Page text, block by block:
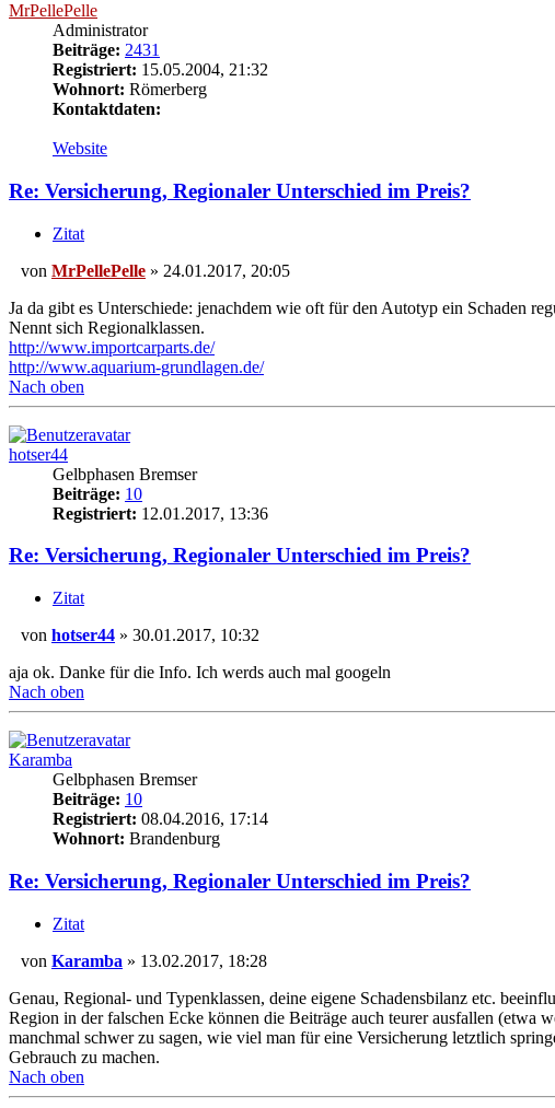
MrPellePelle
Administrator
Beiträge: 2431
Registriert: 15.05.2004, 21:32
Wohnort: Römerberg
Kontaktdaten:
Kontaktdaten
MrPellePelle
Website
Re: Versicherung, Regionaler Unterschied im Preis?
Zitat
von MrPellePelle » 24.01.2017, 20:05
Ja da gibt es Unterschiede: jenachdem wie oft für den Autotyp ein Schaden
Nennt sich Regionalklassen.
http://www.importcarparts.de/
http://www.aquarium-grundlagen.de/
Nach oben
hotser44
Gelbphasen Bremser
Beiträge: 10
Registriert: 12.01.2017, 13:36
Re: Versicherung, Regionaler Unterschied im Preis?
Zitat
von hotser44 » 30.01.2017, 10:32
aja ok. Danke für die Info. Ich werds auch mal googeln
Nach oben
Karamba
Gelbphasen Bremser
Beiträge: 10
Registriert: 08.04.2016, 17:14
Wohnort: Brandenburg
Re: Versicherung, Regionaler Unterschied im Preis?
Zitat
von Karamba » 13.02.2017, 18:28
Genau, Regional- und Typenklassen, deine eigene Schadensbilanz etc.
Region in der falschen Ecke können die Beiträge auch teurer ausfallen (etwa
manchmal schwer zu sagen, wie viel man für eine Versicherung letztlich
Gebrauch zu machen.
Nach oben